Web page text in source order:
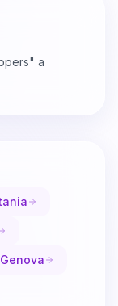
a
Genova